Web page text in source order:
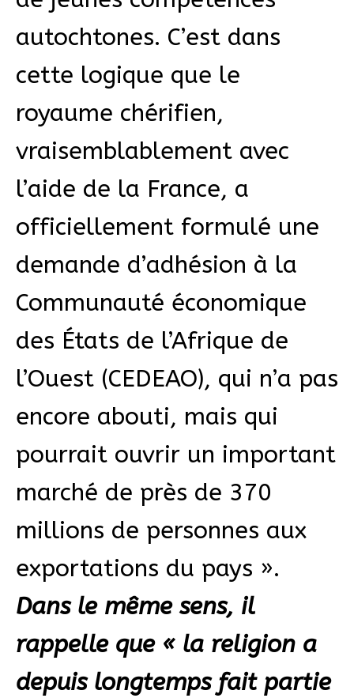
autochtones. C’est dans
cette logique que le
royaume chérifien,
vraisemblablement avec
l’aide de la France, a
officiellement formulé une
demande d’adhésion à la
Communauté économique
des États de l’Afrique de
l’Ouest (CEDEAO), qui n’a pas
encore abouti, mais qui
pourrait ouvrir un important
marché de près de 370
millions de personnes aux
exportations du pays ».
Dans le même sens, il
rappelle que « la religion a
depuis longtemps fait partie